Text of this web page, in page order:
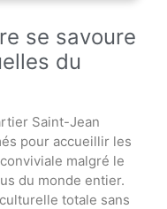
se savoure
du
Saint-Jean
pour accueillir les
malgré le
du monde entier.
totale sans